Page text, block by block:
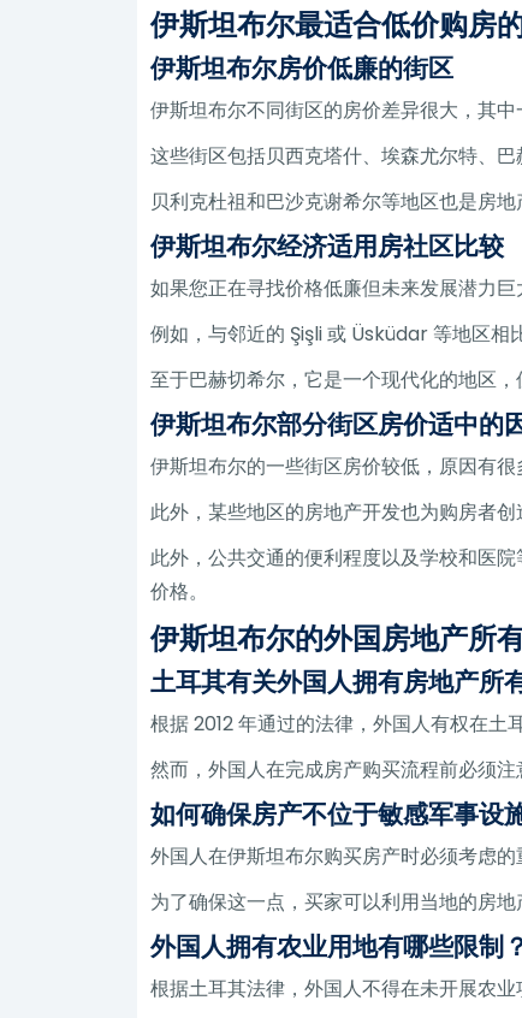
伊斯坦布尔最适合低价购房
伊斯坦布尔房价低廉的街区
伊斯坦布尔不同街区的房价差异很大，其
这些街区包括贝西克塔什、埃森尤尔特、
贝利克杜祖和巴沙克谢希尔等地区也是房
伊斯坦布尔经济适用房社区比较
如果您正在寻找价格低廉但未来发展潜力
例如，与邻近的 Şişli 或 Üsküdar 等地区相
至于巴赫切希尔，它是一个现代化的地区
伊斯坦布尔部分街区房价适中的
伊斯坦布尔的一些街区房价较低，原因有
此外，某些地区的房地产开发也为购房者
此外，公共交通的便利程度以及学校和医
价格。
伊斯坦布尔的外国房地产所
土耳其有关外国人拥有房地产所
根据 2012 年通过的法律，外国人有权在土
然而，外国人在完成房产购买流程前必须
如何确保房产不位于敏感军事设
外国人在伊斯坦布尔购买房产时必须考虑
为了确保这一点，买家可以利用当地的房
外国人拥有农业用地有哪些限制
根据土耳其法律，外国人不得在未开展农